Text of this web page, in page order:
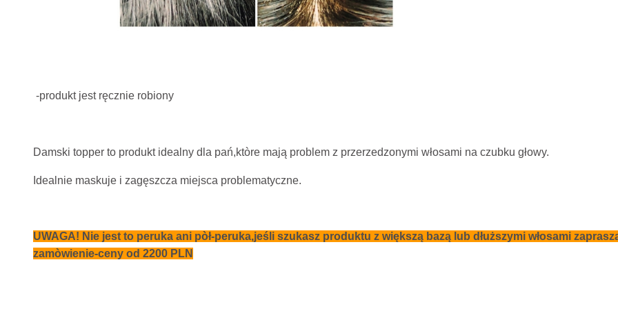
-produkt jest ręcznie robiony
Damski topper to produkt idealny dla pań,ktòre mają problem z przerzedzonymi włosami na czubku głowy.
Idealnie maskuje i zagęszcza miejsca problematyczne.
UWAGA! Nie jest to peruka ani pòł-peruka,jeśli szukasz produktu z większą bazą lub dłuższymi włosami
zamòwienie-ceny od 2200 PLN